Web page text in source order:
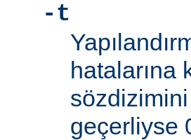
-t
hatalarına
geçerliyse